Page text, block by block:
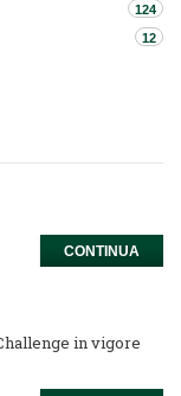
124
12
CONTINUA
in vigore